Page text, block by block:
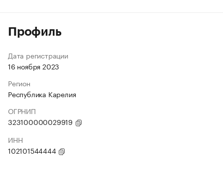
Профиль
Дата регистрации
16 ноября 2023
Регион
Республика Карелия
ОГРНИП
323100000029919
ИНН
102101544444